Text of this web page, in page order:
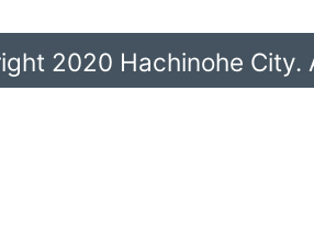
2020 Hachinohe City.